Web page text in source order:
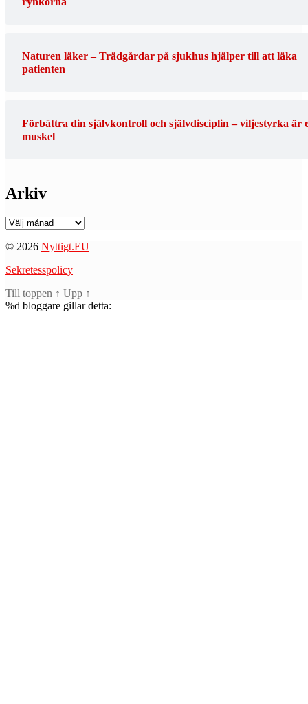
Naturen läker – Trädgårdar på sjukhus hjälper till att läka
patienten
Förbättra din självkontroll och självdisciplin – viljestyrka är
muskel
Arkiv
Arkiv
© 2026 Nyttigt.EU
Sekretesspolicy
Till toppen ↑ Upp ↑
%d bloggare gillar detta: